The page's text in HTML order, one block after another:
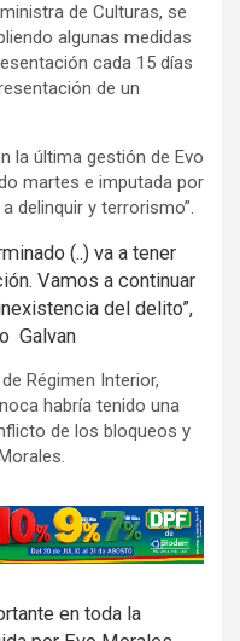
de Culturas, se
algunas medidas
cada 15 días
de un
la última gestión de Evo
martes e imputada por
delinquir y terrorismo”.
(..) va a tener
Vamos a continuar
del delito”,
Galvan
Régimen Interior,
habría tenido una
de los bloqueos y
en toda la